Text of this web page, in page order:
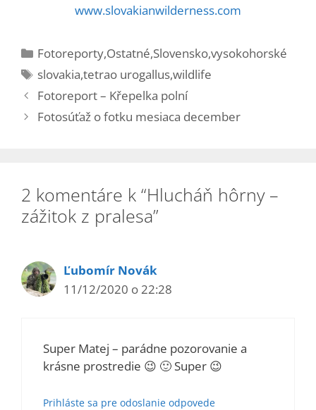
www.slovakianwilderness.com
Kategórie
Fotoreporty,Ostatné,Slovensko,vysokohorské
Značky
slovakia,tetrao urogallus,wildlife
Fotoreport – Křepelka polní
Fotosúťaž o fotku mesiaca december
2 komentáre k “Hlucháň hôrny –
zážitok z pralesa”
Ľubomír Novák
11/12/2020 o 22:28
Super Matej – parádne pozorovanie a
krásne prostredie 😉 🙂 Super 😉
Prihláste sa pre odoslanie odpovede